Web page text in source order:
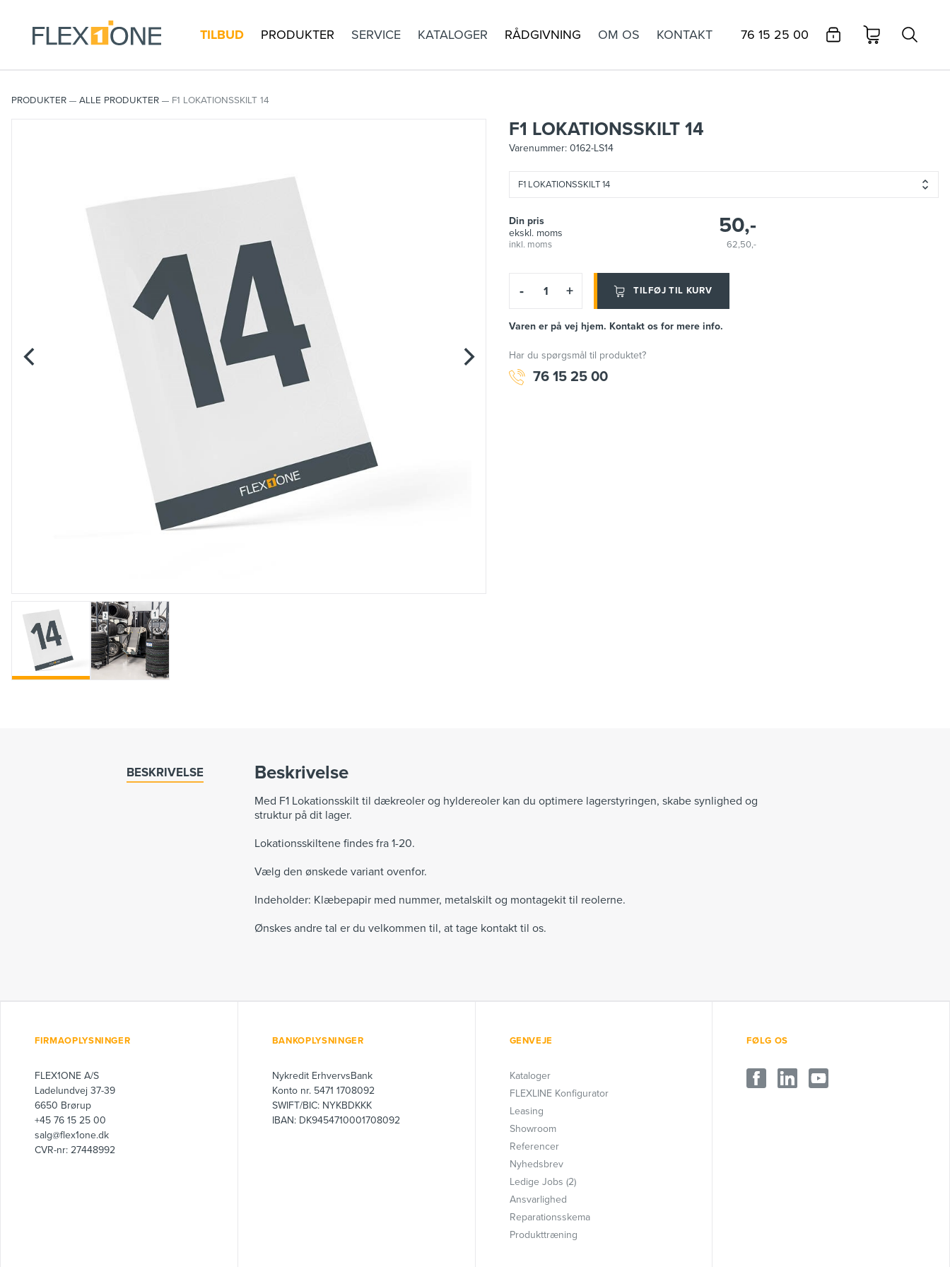
TILBUD PRODUKTER SERVICE KATALOGER RÅDGIVNING OM OS KONTAKT 76 15 25 00
PRODUKTER ALLE PRODUKTER F1 LOKATIONSSKILT 14
F1 LOKATIONSSKILT 14
Varenummer: 0162-LS14
F1 LOKATIONSSKILT 14
Din pris
ekskl. moms
50,-
inkl. moms 62,50,-
- + TILFØJ TIL KURV
Varen er på vej hjem. Kontakt os for mere info.
Har du spørgsmål til produktet?
76 15 25 00
BESKRIVELSE Beskrivelse
Med F1 Lokationsskilt til dækreoler og hyldereoler kan du optimere lagerstyringen, skabe synlighed og
struktur på dit lager.
Lokationsskiltene findes fra 1-20.
Vælg den ønskede variant ovenfor.
Indeholder: Klæbepapir med nummer, metalskilt og montagekit til reolerne.
Ønskes andre tal er du velkommen til, at tage kontakt til os.
FIRMAOPLYSNINGER
FLEX1ONE A/S
Ladelundvej 37-39
6650 Brørup
+45 76 15 25 00
salg@flex1one.dk
CVR-nr: 27448992
BANKOPLYSNINGER
Nykredit ErhvervsBank
Konto nr. 5471 1708092
SWIFT/BIC: NYKBDKKK
IBAN: DK9454710001708092
GENVEJE
Kataloger
FLEXLINE Konfigurator
Leasing
Showroom
Referencer
Nyhedsbrev
Ledige Jobs (2)
Ansvarlighed
Reparationsskema
Produkttræning
FØLG OS